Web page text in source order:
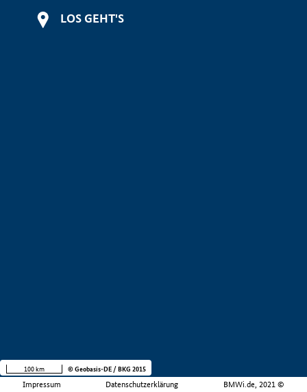
LOS GEHT'S
Impressum Datenschutzerklärung BMWi.de, 2021 ©
100 km © Geobasis-DE / BKG 2015